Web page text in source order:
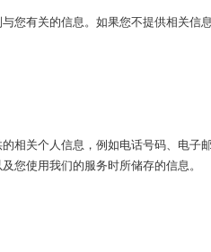
您有关的信息。如果您不提供相关信
相关个人信息，例如电话号码、电子
您使用我们的服务时所储存的信息。